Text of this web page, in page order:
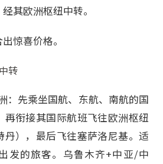
其欧洲枢纽中转。
惊喜价格。
转
：先乘坐国航、东航、南航的国
再衔接其国际航班飞往欧洲枢纽
丹），最后飞往塞萨洛尼基。适
发的旅客。乌鲁木齐+中亚/中